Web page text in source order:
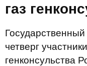
газ
четверг
генконсульства